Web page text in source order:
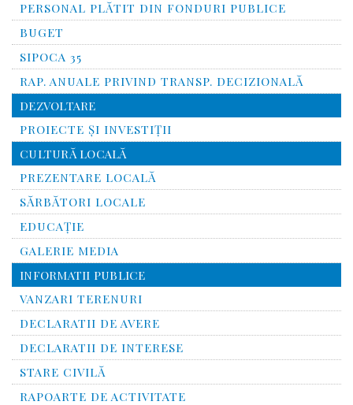
PERSONAL PLĂTIT DIN FONDURI PUBLICE
BUGET
SIPOCA 35
RAP. ANUALE PRIVIND TRANSP. DECIZIONALĂ
DEZVOLTARE
PROIECTE ȘI INVESTIȚII
CULTURĂ LOCALĂ
PREZENTARE LOCALĂ
SĂRBĂTORI LOCALE
EDUCAȚIE
GALERIE MEDIA
INFORMATII PUBLICE
VANZARI TERENURI
DECLARATII DE AVERE
DECLARATII DE INTERESE
STARE CIVILĂ
RAPOARTE DE ACTIVITATE